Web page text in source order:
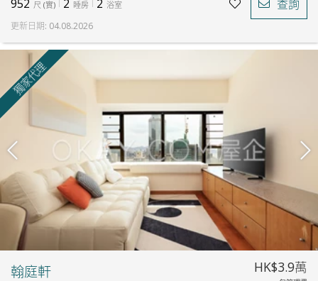
952 尺 (實) 2 睡房 2 浴室 查詢
更新日期: 04.08.2026
翰庭軒 HK$3.9萬
獨家代理